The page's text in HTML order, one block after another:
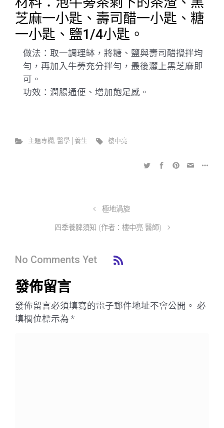
芝麻一小匙、壽司醋一小匙、糖
一小匙、鹽1/4小匙。
做法：取一調理缽，將糖、鹽與壽司醋攪拌均
勻，再加入牛蒡充分拌勻，最後灑上黑芝麻即
可。
功效：潤腸通便、增加飽足感。
主題專欄 , 醫學│養生 樓中亮
極地渦旋
四季養脾須知 (作者：樓中亮 醫師)
No Comments Yet
發佈留言
發佈留言必須填寫的電子郵件地址不會公開。 必
填欄位標示為 *